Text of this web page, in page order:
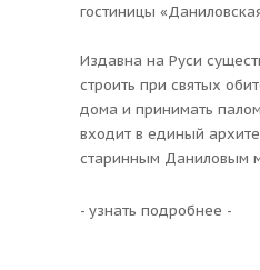
гостиницы
Издавна на Руси
строить при святых
дома и принимать
входит в единый
старинным Даниловым
- узнать подробнее -